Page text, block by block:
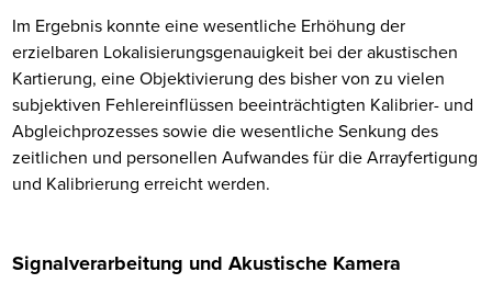
Im Ergebnis konnte eine wesentliche Erhöhung der
erzielbaren Lokalisierungsgenauigkeit bei der akustischen
Kartierung, eine Objektivierung des bisher von zu vielen
subjektiven Fehlereinflüssen beeinträchtigten Kalibrier- und
Abgleichprozesses sowie die wesentliche Senkung des
zeitlichen und personellen Aufwandes für die Arrayfertigung
und Kalibrierung erreicht werden.
Signalverarbeitung und Akustische Kamera